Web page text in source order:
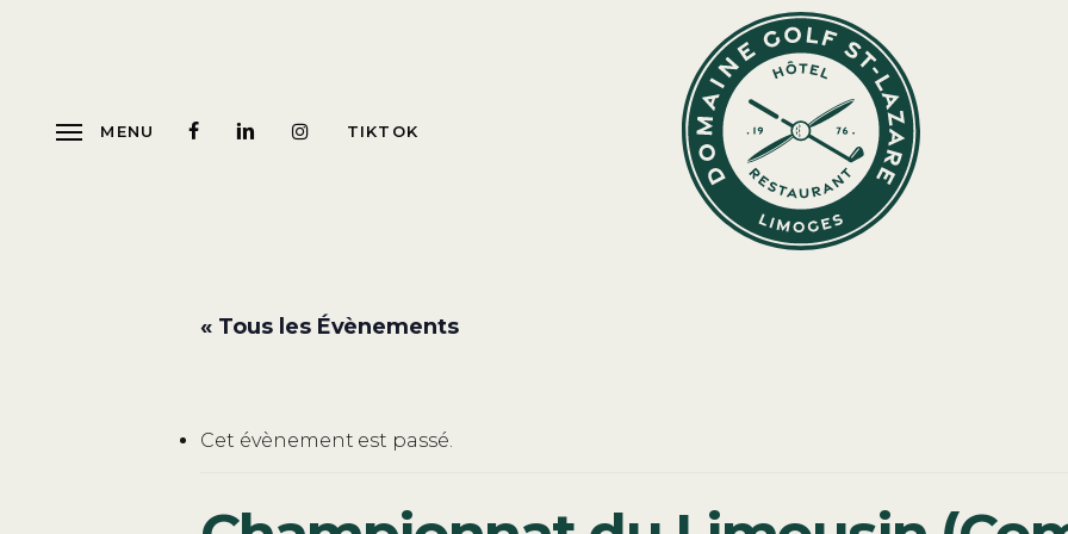
MENU TIKTOK
« Tous les Évènements
Cet évènement est passé.